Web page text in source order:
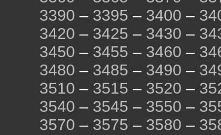
3390 – 3395 – 3400 –
3420 – 3425 – 3430 –
3450 – 3455 – 3460 –
3480 – 3485 – 3490 –
3510 – 3515 – 3520 –
3540 – 3545 – 3550 –
3570 – 3575 – 3580 –